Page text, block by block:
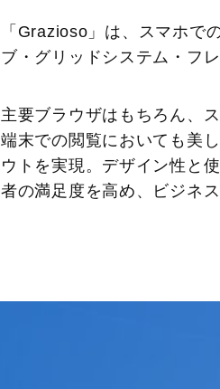
「Grazioso」は、スマホで
ブ・グリッドシステム・フ
主要ブラウザはもちろん、
端末での閲覧においても美
ウトを実現。デザイン性と
者の満足度を高め、ビジネ